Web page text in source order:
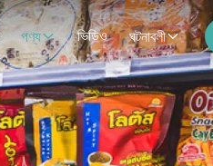
পণ্য ভিডিও ঘটনাবলী